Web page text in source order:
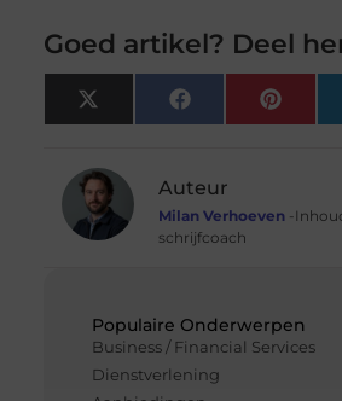
Populaire Onderwerpen
Business / Financial Services
Dienstverlening
Goed artikel? Deel
X
(Twitter)
Facebook
Auteur
Milan Verhoeven-
schrijfcoach